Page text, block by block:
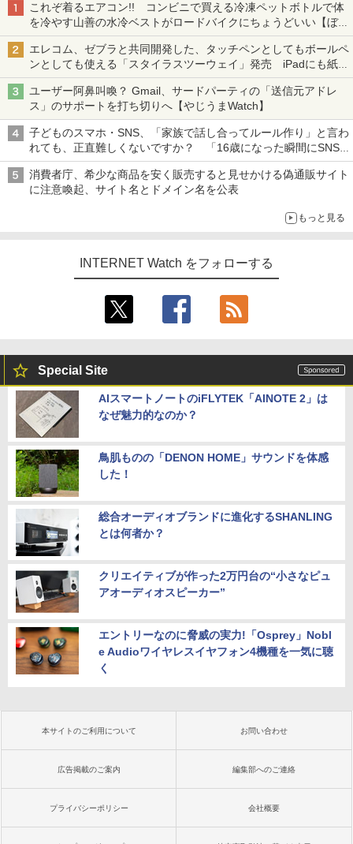
これぞ着るエアコン!! コンビニで買える冷凍ペットボトルで体
を冷やす山善の水冷ベストがロードバイクにちょうどいい【ぼっ
ち・ざ・ろーど！その14】【空いた時間でなにしてる？】
エレコム、ゼブラと共同開発した、タッチペンとしてもボールペ
ンとしても使える「スタイラスツーウェイ」発売 iPadにも紙に
も、持ち替えずに書き込める
ユーザー阿鼻叫喚？ Gmail、サードパーティの「送信元アドレ
ス」のサポートを打ち切りへ【やじうまWatch】
子どものスマホ・SNS、「家族で話し合ってルール作り」と言わ
れても、正直難しくないですか？ 「16歳になった瞬間にSNS
デビューする方が怖い」という上沼紫野弁護士にヒントを聞く
消費者庁、希少な商品を安く販売すると見せかける偽通販サイト
に注意喚起、サイト名とドメイン名を公表
もっと見る
INTERNET Watch をフォローする
Special Site
AIスマートノートのiFLYTEK「AINOTE 2」は
なぜ魅力的なのか？
鳥肌ものの「DENON HOME」サウンドを体感
した！
総合オーディオブランドに進化するSHANLING
とは何者か？
クリエイティブが作った2万円台の“小さなピュ
アオーディオスピーカー”
エントリーなのに脅威の実力!「Osprey」Nobl
e Audioワイヤレスイヤフォン4機種を一気に聴
く
本サイトのご利用について お問い合わせ
広告掲載のご案内 編集部へのご連絡
プライバシーポリシー 会社概要